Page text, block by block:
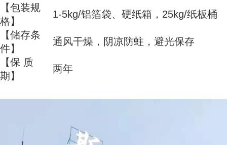
【包装规
格】
1-5kg/铝箔袋、硬纸箱，25kg/纸板桶
【储存条
件】
通风干燥，阴凉防蛀，避光保存
【保 质
期】
两年